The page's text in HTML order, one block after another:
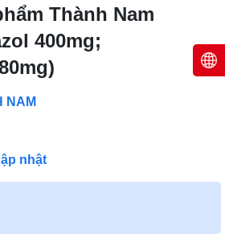
Thành Nam
400mg;
NAM
nhật